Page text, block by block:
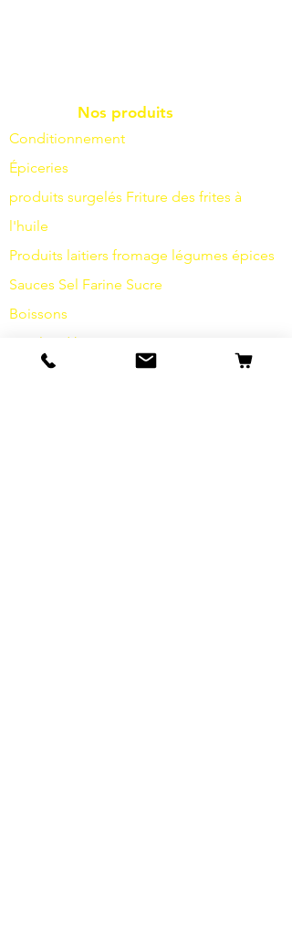
Nos produits
Conditionnement
Épiceries
produits surgelés Friture des frites à
l'huile
Produits laitiers fromage légumes épices
Sauces Sel Farine Sucre
Boissons
Articles d'hygiène
Divers